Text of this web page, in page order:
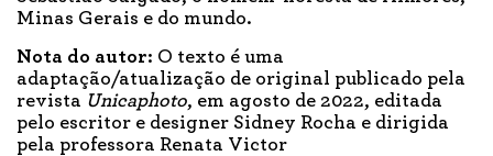
Minas Gerais e do mundo.
Nota do autor: O texto é uma
adaptação/atualização de original publicado pela
revista Unicaphoto, em agosto de 2022, editada
pelo escritor e designer Sidney Rocha e dirigida
pela professora Renata Victor